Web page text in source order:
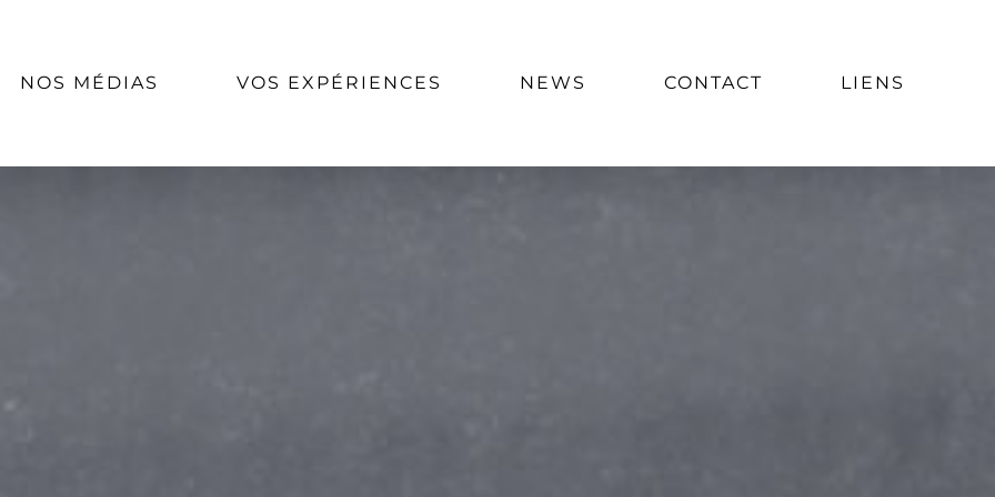
NOS MÉDIAS VOS EXPÉRIENCES NEWS CONTACT LIENS